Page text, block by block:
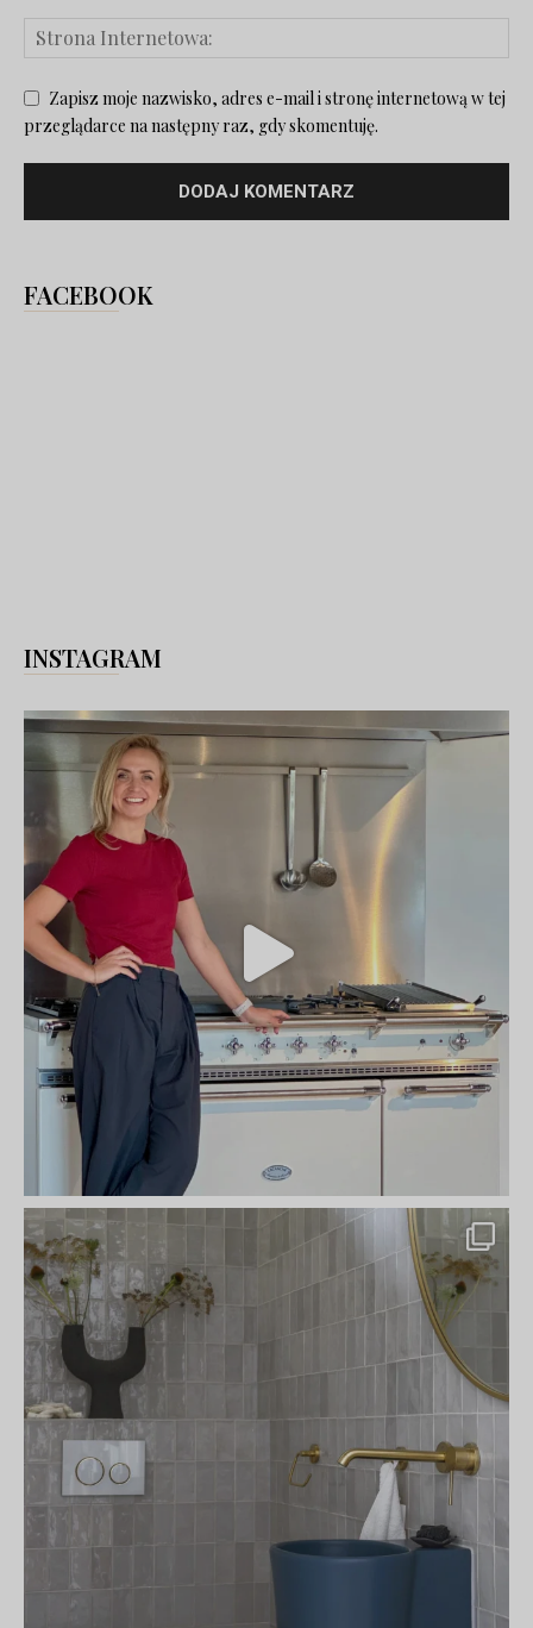
Zapisz moje nazwisko, adres e-mail i stronę internetową w tej
przeglądarce na następny raz, gdy skomentuję.
FACEBOOK
INSTAGRAM